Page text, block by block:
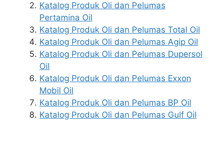
Katalog Produk Oli dan Pelumas
Pertamina Oil
Katalog Produk Oli dan Pelumas Total Oil
Katalog Produk Oli dan Pelumas Agip Oil
Katalog Produk Oli dan Pelumas Dupersol
Oil
Katalog Produk Oli dan Pelumas Exxon
Mobil Oil
Katalog Produk Oli dan Pelumas BP Oil
Katalog Produk Oli dan Pelumas Gulf Oil